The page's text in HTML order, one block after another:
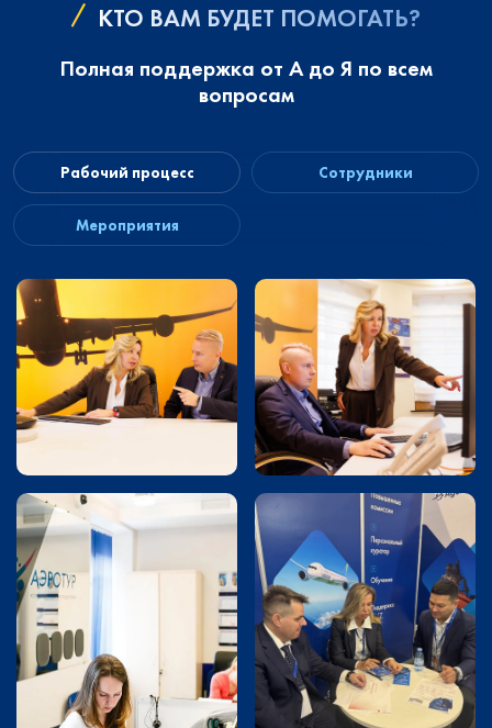
КТО ВАМ БУДЕТ ПОМОГАТЬ?
Полная поддержка от А до Я по всем
вопросам
Рабочий процесс Сотрудники
Мероприятия